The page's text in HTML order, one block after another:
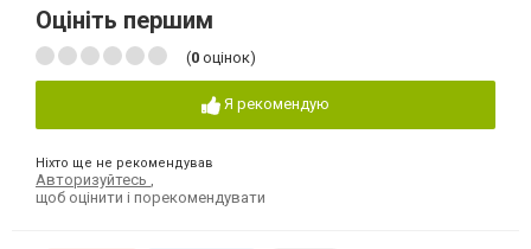
Оцініть першим
(0 оцінок)
Я рекомендую
Ніхто ще не рекомендував
Авторизуйтесь
щоб оцінити і порекомендувати